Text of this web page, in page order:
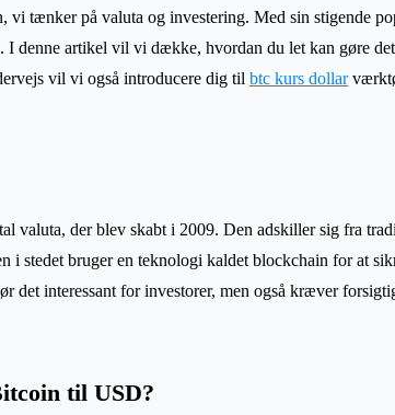
vi tænker på valuta og investering. Med sin stigende
I denne artikel vil vi dække, hvordan du let kan gøre
vil vi også introducere dig til btc kurs dollar
valuta, der blev skabt i 2009. Den adskiller sig fra
i stedet bruger en teknologi kaldet blockchain for at
det interessant for investorer, men også kræver
til USD?